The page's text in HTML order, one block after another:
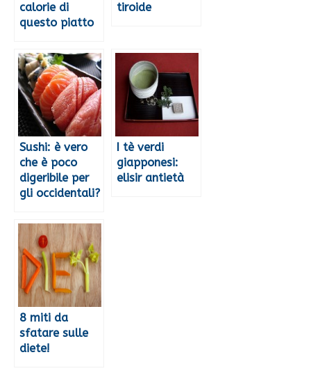
calorie di
questo piatto
tiroide
Sushi: è vero
che è poco
digeribile per
gli occidentali?
I tè verdi
giapponesi:
elisir antietà
8 miti da
sfatare sulle
diete!